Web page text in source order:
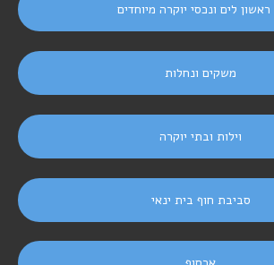
ראשון לים ונכסי יוקרה מיוחדים
משקים ונחלות
וילות ובתי יוקרה
סביבת חוף בית ינאי